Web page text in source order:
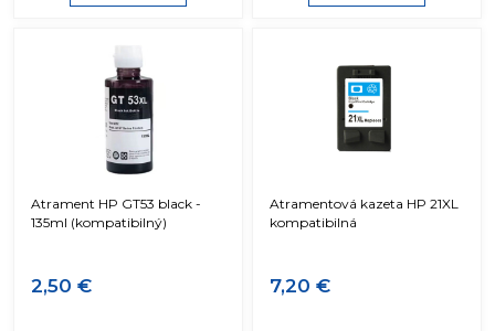
Atrament HP GT53 black -
135ml (kompatibilný)
2,50 €
Atramentová kazeta HP 21XL
kompatibilná
7,20 €